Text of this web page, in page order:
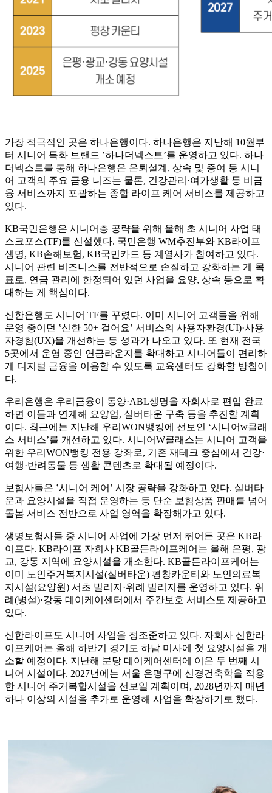
가장 적극적인 곳은 하나은행이다. 하나은행은 지난해 10월부
터 시니어 특화 브랜드 ‛하나더넥스트’를 운영하고 있다. 하나
더넥스트를 통해 하나은행은 은퇴설계, 상속 및 증여 등 시니
어 고객의 주요 금융 니즈는 물론, 건강관리·여가생활 등 비금
융 서비스까지 포괄하는 종합 라이프 케어 서비스를 제공하고
있다.
KB국민은행은 시니어층 공략을 위해 올해 초 시니어 사업 태
스크포스(TF)를 신설했다. 국민은행 WM추진부와 KB라이프
생명, KB손해보험, KB국민카드 등 계열사가 참여하고 있다.
시니어 관련 비즈니스를 전반적으로 손질하고 강화하는 게 목
표로, 연금 관리에 한정되어 있던 사업을 요양, 상속 등으로 확
대하는 게 핵심이다.
신한은행도 시니어 TF를 꾸렸다. 이미 시니어 고객들을 위해
운영 중이던 ‛신한 50+ 걸어요’ 서비스의 사용자환경(UI)·사용
자경험(UX)을 개선하는 등 성과가 나오고 있다. 또 현재 전국
5곳에서 운영 중인 연금라운지를 확대하고 시니어들이 편리하
게 디지털 금융을 이용할 수 있도록 교육센터도 강화할 방침이
다.
우리은행은 우리금융이 동양·ABL생명을 자회사로 편입 완료
하면 이들과 연계해 요양업, 실버타운 구축 등을 추진할 계획
이다. 최근에는 지난해 우리WON뱅킹에 선보인 ‘시니어w클래
스 서비스’를 개선하고 있다. 시니어W클래스는 시니어 고객을
위한 우리WON뱅킹 전용 강좌로, 기존 재테크 중심에서 건강·
여행·반려동물 등 생활 콘텐츠로 확대될 예정이다.
보험사들은 ‛시니어 케어’ 시장 공략을 강화하고 있다. 실버타
운과 요양시설을 직접 운영하는 등 단순 보험상품 판매를 넘어
돌봄 서비스 전반으로 사업 영역을 확장해가고 있다.
생명보험사들 중 시니어 사업에 가장 먼저 뛰어든 곳은 KB라
이프다. KB라이프 자회사 KB골든라이프케어는 올해 은평, 광
교, 강동 지역에 요양시설을 개소한다. KB골든라이프케어는
이미 노인주거복지시설(실버타운) 평창카운티와 노인의료복
지시설(요양원) 서초 빌리지·위례 빌리지를 운영하고 있다. 위
례(병설)·강동 데이케이센터에서 주간보호 서비스도 제공하고
있다.
신한라이프도 시니어 사업을 정조준하고 있다. 자회사 신한라
이프케어는 올해 하반기 경기도 하남 미사에 첫 요양시설을 개
소할 예정이다. 지난해 분당 데이케어센터에 이은 두 번째 시
니어 시설이다. 2027년에는 서울 은평구에 신경건축학을 적용
한 시니어 주거복합시설을 선보일 계획이며, 2028년까지 매년
하나 이상의 시설을 추가로 운영해 사업을 확장하기로 했다.